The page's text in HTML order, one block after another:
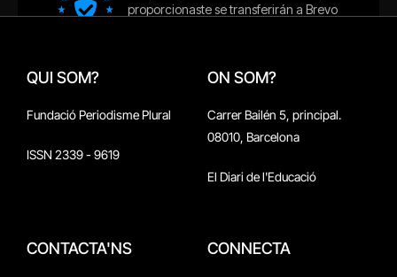
QUI SOM?
Fundació Periodisme Plural
ISSN 2339 - 9619
ON SOM?
Carrer Bailén 5, principal.
08010, Barcelona
El Diari de l'Educació
CONTACTA'NS CONNECTA